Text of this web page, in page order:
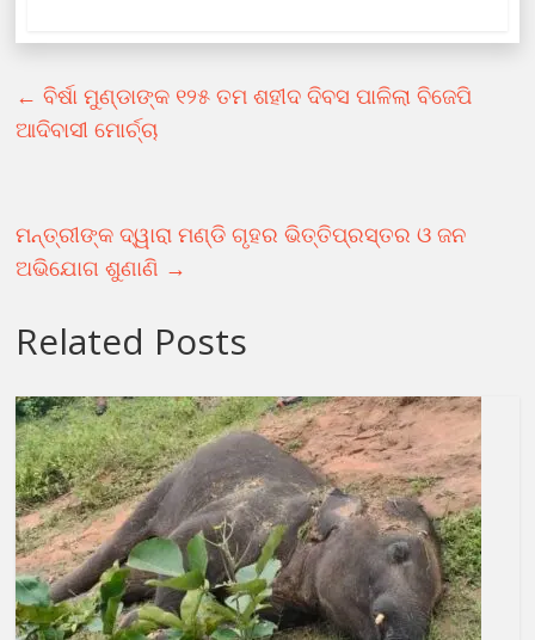
← ବିର୍ଷା ମୁଣ୍ଡାଙ୍କ ୧୨୫ ତମ ଶହୀଦ ଦିବସ ପାଳିଲା ବିଜେପି
ଆଦିବାସୀ ମୋର୍ଚ୍ଚା
ମନ୍ତ୍ରୀଙ୍କ ଦ୍ୱାରା ମଣ୍ଡି ଗୃହର ଭିତ୍ତିପ୍ରସ୍ତର ଓ ଜନ
ଅଭିଯୋଗ ଶୁଣାଣି →
Related Posts